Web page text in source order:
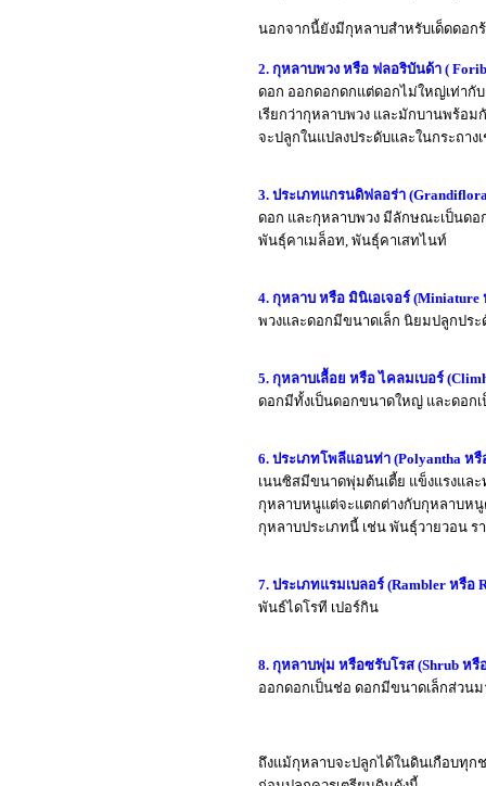
นอกจากนี้ยังมีกุหลาบสำหรับเด็ดดอก
2. กุหลาบพวง หรือ ฟลอริบันด้า (
ดอก ออกดอกดกแต่ดอกไม่ใหญ่เท่ากั
เรียกว่ากุหลาบพวง และมักบานพร้อม
จะปลูกในแปลงประดับและในกระถาง
3. ประเภทแกรนดิฟลอร่า
ดอก และกุหลาบพวง มีลักษณะเป็นดอ
พันธุ์คาเมล็อท, พันธุ์คาเสทไนท์
4. กุหลาบ หรือ มินิเอเจอร์
พวงและดอกมีขนาดเล็ก นิยมปลูกประ
5. กุหลาบเลื้อย หรือ ไคลมเบอร์
ดอกมีทั้งเป็นดอกขนาดใหญ่ และดอก
6. ประเภทโพลีแอนท่า (Polyantha หรื
เนนซิสมีขนาดพุ่มต้นเตี้ย แข็งแรงแล
กุหลาบหนูแต่จะแตกต่างกับกุหลาบห
กุหลาบประเภทนี้ เช่น พันธุ์วายวอน ร
7. ประเภทแรมเบลอร์ (Rambler หรือ
พันธ์ไดโรที เปอร์กิน
8. กุหลาบพุ่ม หรือซรับโรส (Shrub หรื
ออกดอกเป็นช่อ ดอกมีขนาดเล็กส่วน
ถึงแม้กุหลาบจะปลูกได้ในดินเกือบทุก